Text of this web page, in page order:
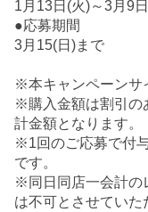
1月13日(火)～3月9
●応募期間
3月15(日)まで
※本キャンペーンサ
※購入金額は割引の
計金額となります。
※1回のご応募で付
です。
※同日同店一会計の
は不可とさせていた